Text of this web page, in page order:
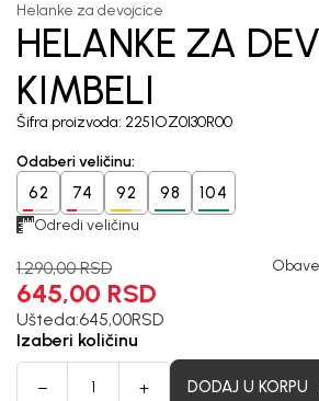
Helanke za devojcice
HELANKE ZA
KIMBELI
Šifra proizvoda: 2251OZ0I30R00
Odaberi veličinu:
62 74 92 98 104
Odredi veličinu
1.290,00 RSD
645,00 RSD
Ušteda:645,00RSD
Izaberi količinu
DODAJ U KORPU